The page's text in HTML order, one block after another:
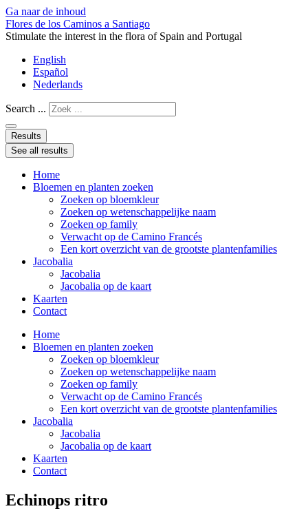
Ga naar de inhoud
Flores de los Caminos a Santiago
Stimulate the interest in the flora of Spain and Portugal
English
Español
Nederlands
Search ...
Results
See all results
Home
Bloemen en planten zoeken
Zoeken op bloemkleur
Zoeken op wetenschappelijke naam
Zoeken op family
Verwacht op de Camino Francés
Een kort overzicht van de grootste plantenfamilies
Jacobalia
Jacobalia
Jacobalia op de kaart
Kaarten
Contact
Home
Bloemen en planten zoeken
Zoeken op bloemkleur
Zoeken op wetenschappelijke naam
Zoeken op family
Verwacht op de Camino Francés
Een kort overzicht van de grootste plantenfamilies
Jacobalia
Jacobalia
Jacobalia op de kaart
Kaarten
Contact
Echinops ritro